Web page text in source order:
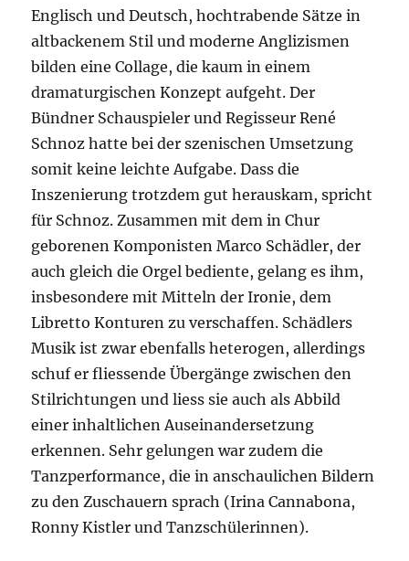
Englisch und Deutsch, hochtrabende Sätze in
altbackenem Stil und moderne Anglizismen
bilden eine Collage, die kaum in einem
dramaturgischen Konzept aufgeht. Der
Bündner Schauspieler und Regisseur René
Schnoz hatte bei der szenischen Umsetzung
somit keine leichte Aufgabe. Dass die
Inszenierung trotzdem gut herauskam, spricht
für Schnoz. Zusammen mit dem in Chur
geborenen Komponisten Marco Schädler, der
auch gleich die Orgel bediente, gelang es ihm,
insbesondere mit Mitteln der Ironie, dem
Libretto Konturen zu verschaffen. Schädlers
Musik ist zwar ebenfalls heterogen, allerdings
schuf er fliessende Übergänge zwischen den
Stilrichtungen und liess sie auch als Abbild
einer inhaltlichen Auseinandersetzung
erkennen. Sehr gelungen war zudem die
Tanzperformance, die in anschaulichen Bildern
zu den Zuschauern sprach (Irina Cannabona,
Ronny Kistler und Tanzschülerinnen).